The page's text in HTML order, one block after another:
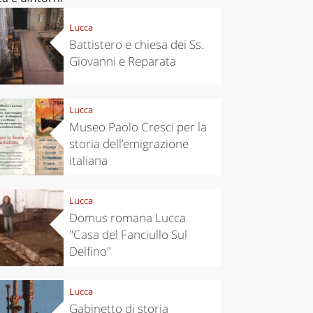
Lucca
Battistero e chiesa dei Ss.
Giovanni e Reparata
Lucca
Museo Paolo Cresci per la
storia dell’emigrazione
italiana
Lucca
Domus romana Lucca
"Casa del Fanciullo Sul
Delfino"
Lucca
Gabinetto di storia